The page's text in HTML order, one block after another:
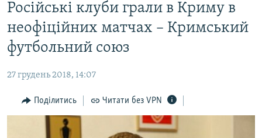
основного
матеріалу
Перейти
до
основної
навігації
Перейти
до
ВОДА.КРИМ
ВІДЕО ТА ФОТО
БЛОГИ
ПОГЛЯД
Російські клуби грали в Криму в
неофіційних матчах – Кримський
футбольний союз
27 грудень 2018, 14:07
Поділитись Читати без VPN